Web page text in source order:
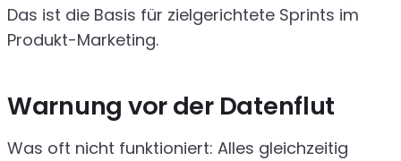
Das ist die Basis für zielgerichtete Sprints im
Produkt-Marketing.
Warnung vor der Datenflut
Was oft nicht funktioniert: Alles gleichzeitig